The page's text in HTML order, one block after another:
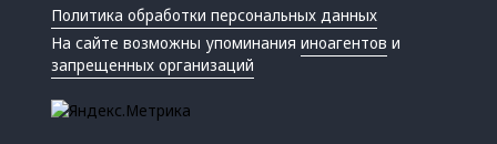
Политика обработки персональных данных
На сайте возможны упоминанияиноагентов и
запрещенных организаций